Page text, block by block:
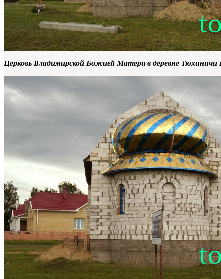
Церковь Владимирской Божией Матери в деревне Тюхиничи